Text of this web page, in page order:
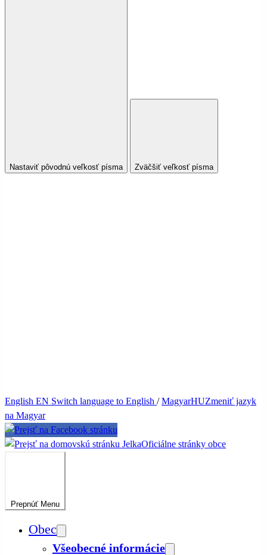
Nastaviť pôvodnú veľkosť písma Zväčšiť veľkosť písma
English EN Switch language to English /MagyarHUZmeniť jazyk
na Magyar
JelkaOficiálne stránky obce
Prepnúť Menu
Obec
Všeobecné informácie